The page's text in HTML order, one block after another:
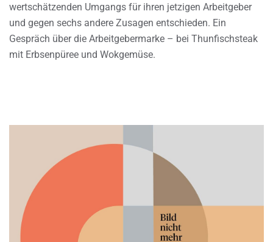
wertschätzenden Umgangs für ihren jetzigen Arbeitgeber
und gegen sechs andere Zusagen entschieden. Ein
Gespräch über die Arbeitgebermarke – bei Thunfischsteak
mit Erbsenpüree und Wokgemüse.